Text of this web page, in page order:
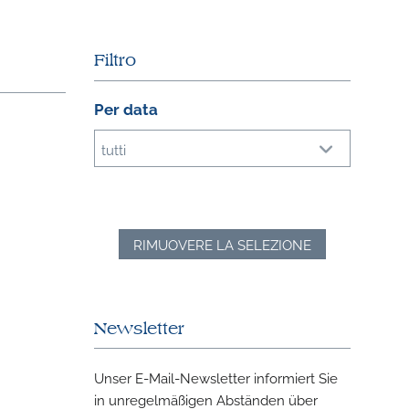
Filtro
Per data
tutti
RIMUOVERE LA SELEZIONE
Newsletter
Unser E-Mail-Newsletter informiert Sie
in unregelmäßigen Abständen über